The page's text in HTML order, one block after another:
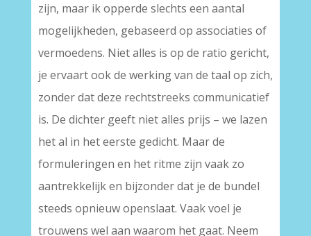
zijn, maar ik opperde slechts een aantal
mogelijkheden, gebaseerd op associaties of
vermoedens. Niet alles is op de ratio gericht,
je ervaart ook de werking van de taal op zich,
zonder dat deze rechtstreeks communicatief
is. De dichter geeft niet alles prijs – we lazen
het al in het eerste gedicht. Maar de
formuleringen en het ritme zijn vaak zo
aantrekkelijk en bijzonder dat je de bundel
steeds opnieuw openslaat. Vaak voel je
trouwens wel aan waarom het gaat. Neem